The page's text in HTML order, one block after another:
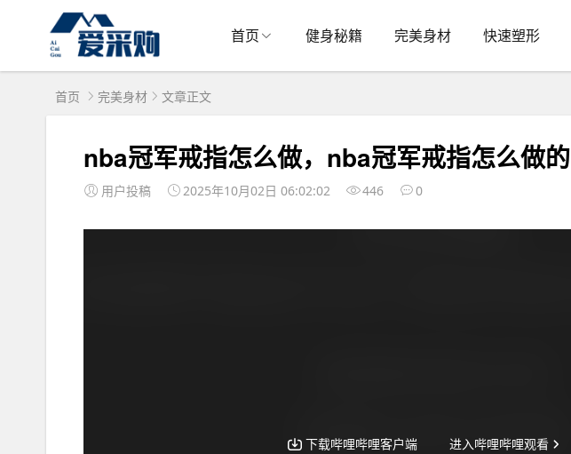
首页 健身秘籍 完美身材 快速塑形
首页 完美身材 文章正文
nba冠军戒指怎么做，nba冠军戒指怎么做的
用户投稿 2025年10月02日 06:02:02 446 0